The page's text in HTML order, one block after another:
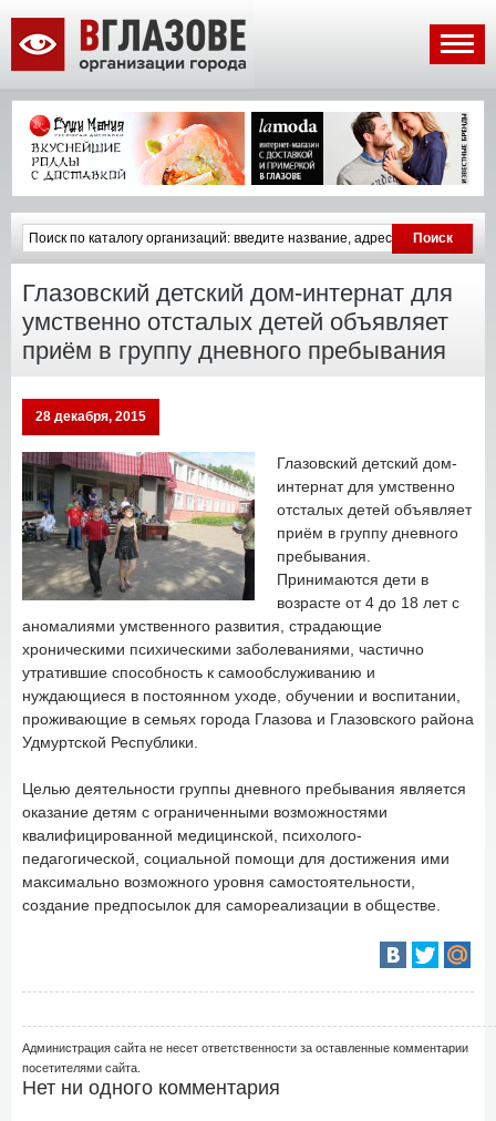
Глазовский детский дом-интернат для
умственно отсталых детей объявляет
приём в группу дневного пребывания
28 декабря, 2015
Глазовский детский дом-
интернат для умственно
отсталых детей объявляет
приём в группу дневного
пребывания.
Принимаются дети в
возрасте от 4 до 18 лет с
аномалиями умственного развития, страдающие
хроническими психическими заболеваниями, частично
утратившие способность к самообслуживанию и
нуждающиеся в постоянном уходе, обучении и воспитании,
проживающие в семьях города Глазова и Глазовского района
Удмуртской Республики.
Целью деятельности группы дневного пребывания является
оказание детям с ограниченными возможностями
квалифицированной медицинской, психолого-
педагогической, социальной помощи для достижения ими
максимально возможного уровня самостоятельности,
создание предпосылок для самореализации в обществе.
Администрация сайта не несет ответственности за оставленные комментарии
посетителями сайта.
Нет ни одного комментария